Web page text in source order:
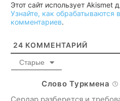
Этот сайт использует
Узнайте, как обрабатываются
комментариев.
24 КОММЕНТАРИЙ
Старые
Слово Туркмена